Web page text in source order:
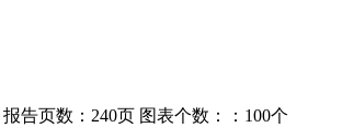
报告页数：240页 图表个数：：100个